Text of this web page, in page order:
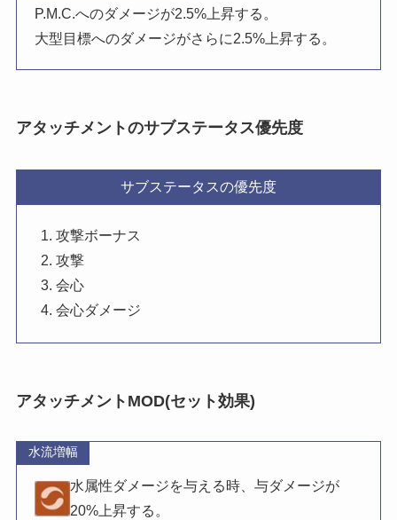
P.M.C.へのダメージが2.5%上昇する。
大型目標へのダメージがさらに2.5%上昇する。
アタッチメントのサブステータス優先度
サブステータスの優先度
攻撃ボーナス
攻撃
会心
会心ダメージ
アタッチメントMOD(セット効果)
水流増幅
水属性ダメージを与える時、与ダメージが
20%上昇する。